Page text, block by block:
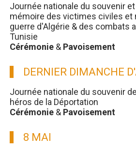
Journée nationale du souvenir
mémoire des victimes civiles et
guerre d'Algérie & des combats
Tunisie
Cérémonie & Pavoisement
DERNIER DIMANCHE
Journée nationale du souvenir
héros de la Déportation
Cérémonie & Pavoisement
8 MAI